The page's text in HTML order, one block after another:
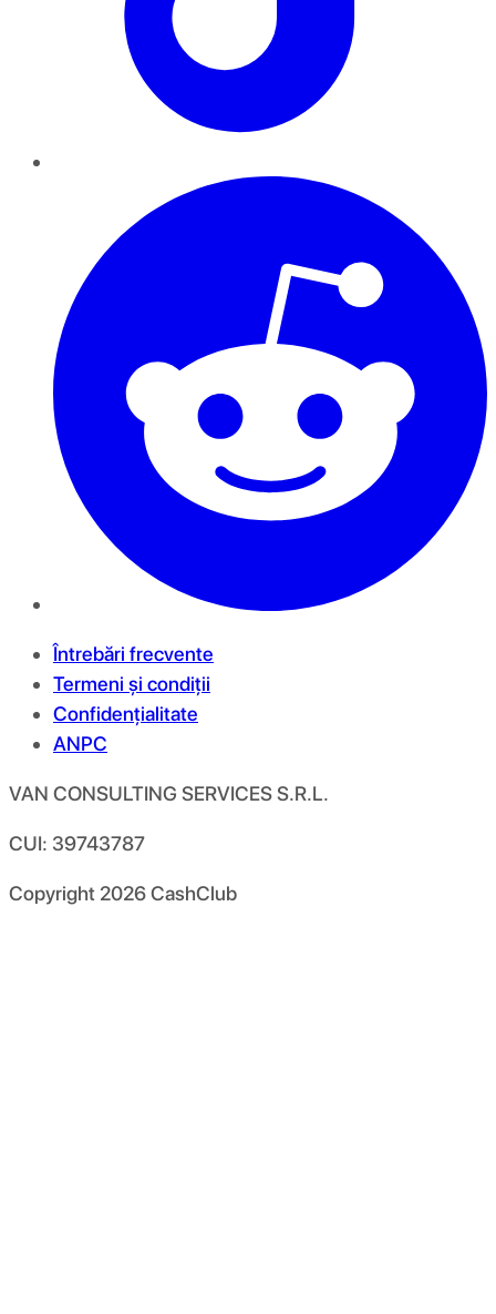
Întrebări frecvente
Termeni și condiții
Confidențialitate
ANPC
VAN CONSULTING SERVICES S.R.L.
CUI: 39743787
Copyright 2026CashClub